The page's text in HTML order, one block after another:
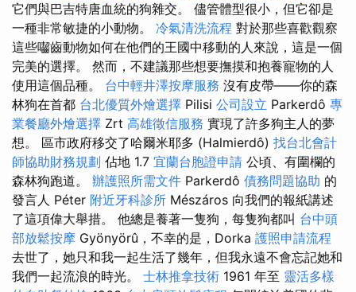
它們與巴吉特唐血統的狗雜交。 儘管體型很小，但它卻是
一種非常敏捷的小動物。 冷氣清洗流程 對於那些喜歡觀察
這些囓齒動物如何在他們的王國中移動的人來說，這是一個
完美的選擇。 然而，不建議那些想要撫摸和抱養寵物的人
使用這個品種。 台中輕井澤按摩服務 沒有皮帶——你的森
林狗在首都 台北優質外燴選擇 Pilisi 公司設立 Parkerdô 專
業餐廳外燴選擇 Zrt 高雄徵信服務 實現了許多狗主人的夢
想。 區市政府移交了哈爾米耶多 (Halmierdô) 找台北會計
師協助財務規劃 佔地 1.7 宜蘭台胞證申請 公頃、有圍欄的
森林狗跑道。 辦護照所需文件 Parkerdô 債務問題協助 的
發言人 Péter 附近牙科診所 Mészáros 向我們的報紙講述
了這項偉大舉措。 他總是養著一隻狗，每隻狗都叫 台中頭
部放鬆按摩 Gyönyörû，不幸的是，Dorka 護照申請流程
去世了，她只和我一起生活了幾年，但我永遠不會忘記她和
我們一起流浪的時光。 士林推拿技術 1961 年至 靈活多樣